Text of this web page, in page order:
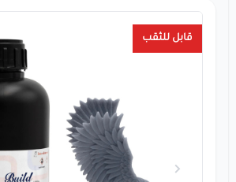
قابل للثقب